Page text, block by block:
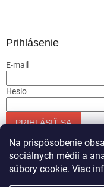
Na prispôsobenie
sociálnych médií a
súbory cookie. Viac
Prihlásenie
E-mail
Heslo
PRIHLÁSIŤ SA
Nová registrácia